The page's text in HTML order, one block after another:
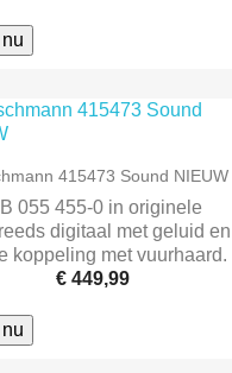
 Snel bekijken
415473 Sound NIEUW
055 455-0 in originele
digitaal met geluid en
koppeling met vuurhaard.
€ 449,99